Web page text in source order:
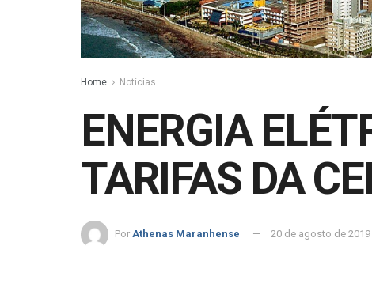
Home Notícias
ENERGIA
TARIFAS DA
Por Athenas Maranhense 20 de agosto de 2019